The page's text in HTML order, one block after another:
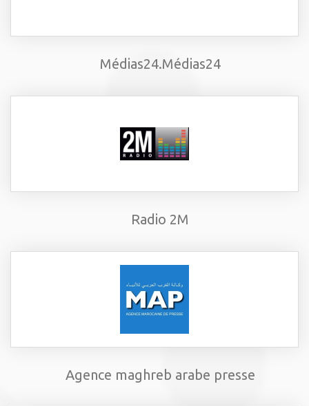
Médias24.Médias24
Radio 2M
Agence maghreb arabe presse